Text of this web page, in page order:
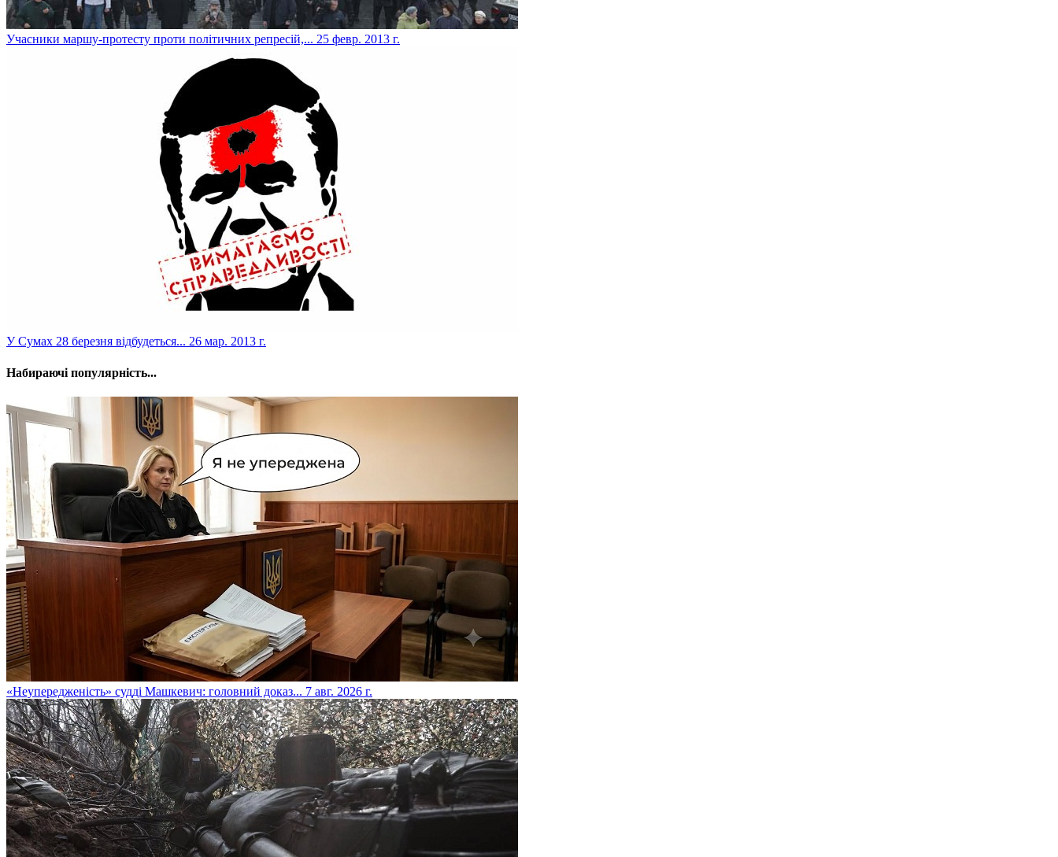
Учасники маршу-протесту проти політичних репресій,... 25 февр. 2013 г.
У Сумах 28 березня відбудеться... 26 мар. 2013 г.
Набираючі популярність...
​«Неупередженість» судді Машкевич: головний доказ... 7 авг. 2026 г.